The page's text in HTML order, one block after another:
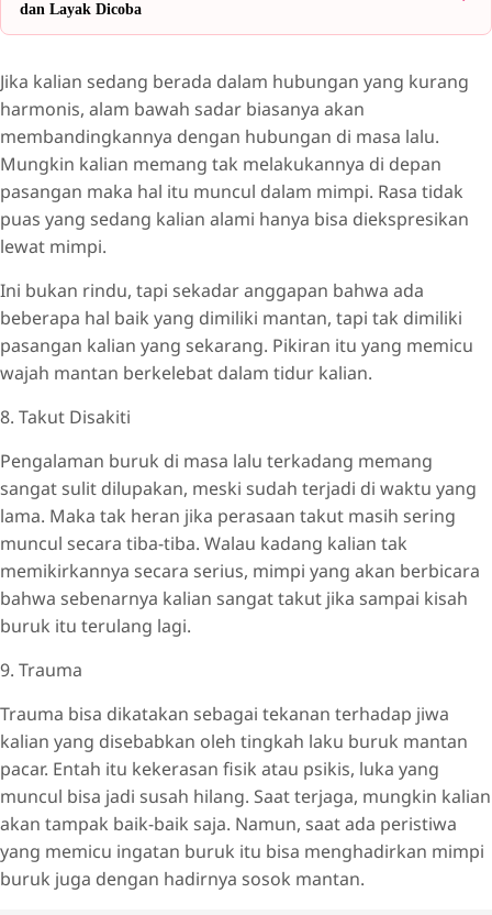
dan Layak Dicoba
Jika kalian sedang berada dalam hubungan yang kurang
harmonis, alam bawah sadar biasanya akan
membandingkannya dengan hubungan di masa lalu.
Mungkin kalian memang tak melakukannya di depan
pasangan maka hal itu muncul dalam mimpi. Rasa tidak
puas yang sedang kalian alami hanya bisa diekspresikan
lewat mimpi.
Ini bukan rindu, tapi sekadar anggapan bahwa ada
beberapa hal baik yang dimiliki mantan, tapi tak dimiliki
pasangan kalian yang sekarang. Pikiran itu yang memicu
wajah mantan berkelebat dalam tidur kalian.
8. Takut Disakiti
Pengalaman buruk di masa lalu terkadang memang
sangat sulit dilupakan, meski sudah terjadi di waktu yang
lama. Maka tak heran jika perasaan takut masih sering
muncul secara tiba-tiba. Walau kadang kalian tak
memikirkannya secara serius, mimpi yang akan berbicara
bahwa sebenarnya kalian sangat takut jika sampai kisah
buruk itu terulang lagi.
9. Trauma
Trauma bisa dikatakan sebagai tekanan terhadap jiwa
kalian yang disebabkan oleh tingkah laku buruk mantan
pacar. Entah itu kekerasan fisik atau psikis, luka yang
muncul bisa jadi susah hilang. Saat terjaga, mungkin kalian
akan tampak baik-baik saja. Namun, saat ada peristiwa
yang memicu ingatan buruk itu bisa menghadirkan mimpi
buruk juga dengan hadirnya sosok mantan.